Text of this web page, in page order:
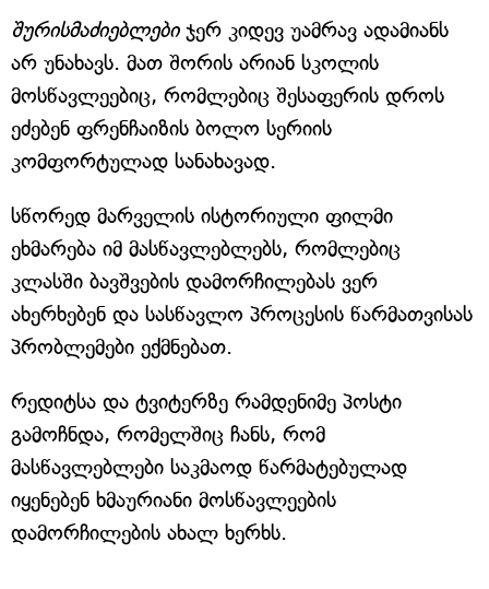
შურისმაძიებლებიჯერ კიდევ უამრავ ადამიანს
არ უნახავს. მათ შორის არიან სკოლის
მოსწავლეებიც, რომლებიც შესაფერის დროს
ეძებენ ფრენჩაიზის ბოლო სერიის
კომფორტულად სანახავად.
სწორედ მარველის ისტორიული ფილმი
ეხმარება იმ მასწავლებლებს, რომლებიც
კლასში ბავშვების დამორჩილებას ვერ
ახერხებენ და სასწავლო პროცესის წარმათვისას
პრობლემები ექმნებათ.
რედიტსა და ტვიტერზე რამდენიმე პოსტი
გამოჩნდა, რომელშიც ჩანს, რომ
მასწავლებლები საკმაოდ წარმატებულად
იყენებენ ხმაურიანი მოსწავლეების
დამორჩილების ახალ ხერხს.